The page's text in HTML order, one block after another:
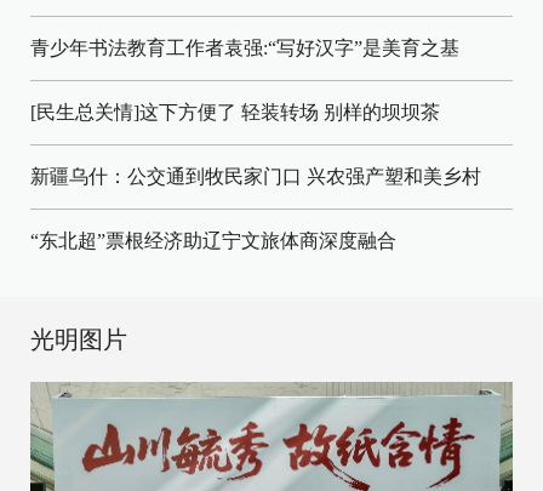
青少年书法教育工作者袁强:“写好汉字”是美育之基
[民生总关情]这下方便了 轻装转场 别样的坝坝茶
新疆乌什：公交通到牧民家门口 兴农强产塑和美乡村
“东北超”票根经济助辽宁文旅体商深度融合
光明图片